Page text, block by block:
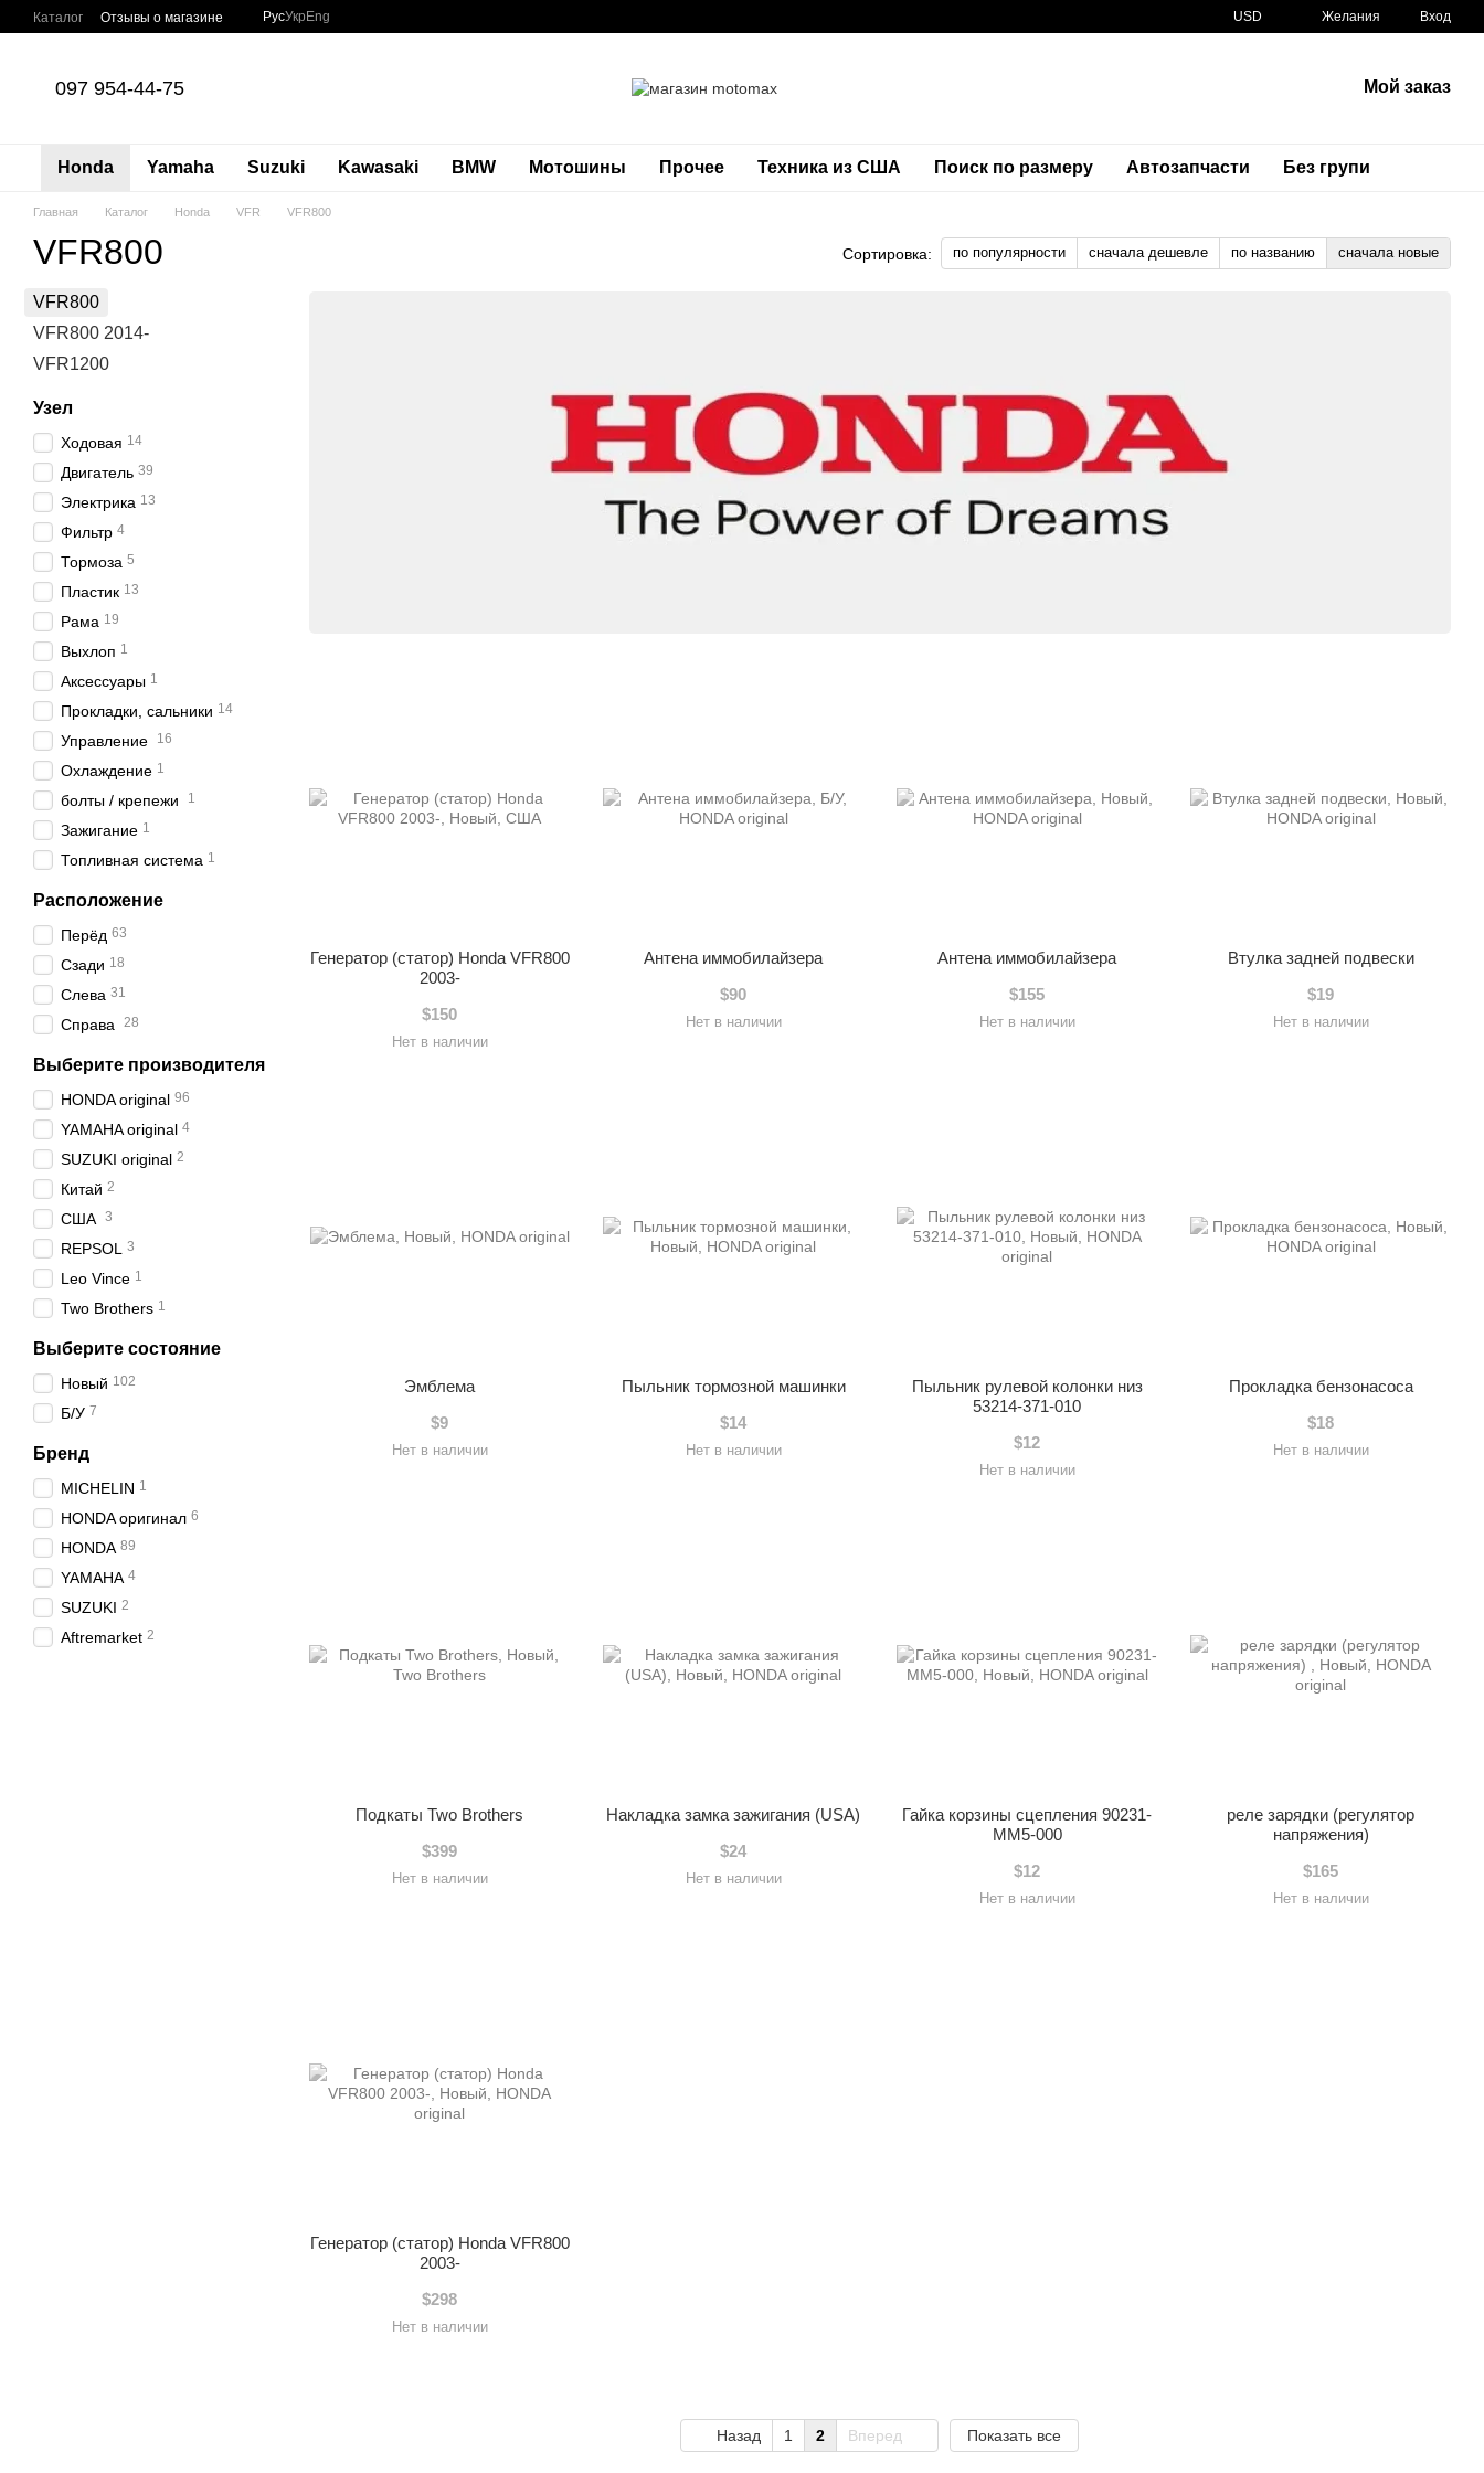
Перейти к основному контенту
Каталог Отзывы о магазине РусУкр Eng USD Желания Вход
097 954-44-75 Мой заказ
Honda Yamaha Suzuki Kawasaki BMW Мотошины Прочее Техника из США Поиск по размеру Автозапчасти Без групи
Главная Каталог Honda VFR VFR800
VFR800 Сортировка: по популярности сначала дешевле по названию сначала новые
Генератор (статор) Honda VFR800
2003-
$150
Нет в наличии
Антена иммобилайзера
$90
Нет в наличии
Антена иммобилайзера
$155
Нет в наличии
Втулка задней подвески
$19
Нет в наличии
Эмблема
$9
Нет в наличии
Пыльник тормозной машинки
$14
Нет в наличии
Пыльник рулевой колонки низ
53214-371-010
$12
Нет в наличии
Прокладка бензонасоса
$18
Нет в наличии
Подкаты Two Brothers
$399
Нет в наличии
Накладка замка зажигания (USA)
$24
Нет в наличии
Гайка корзины сцепления 90231-
MM5-000
$12
Нет в наличии
реле зарядки (регулятор
напряжения)
$165
Нет в наличии
Генератор (статор) Honda VFR800
2003-
$298
Нет в наличии
Назад 1 2 Вперед Показать все
VFR800
VFR800 2014-
VFR1200
Узел
Ходовая 14
Двигатель 39
Электрика 13
Фильтр 4
Тормоза 5
Пластик 13
Рама 19
Выхлоп 1
Аксессуары 1
Прокладки, сальники 14
Управление 16
Охлаждение 1
болты / крепежи 1
Зажигание 1
Топливная система 1
Расположение
Пepёд 63
Сзади 18
Слева 31
Справа 28
Выберите производителя
HONDA original 96
YAMAHA original 4
SUZUKI original 2
Китай 2
США 3
REPSOL 3
Leo Vince 1
Two Brothers 1
Выберите состояние
Новый 102
Б/У 7
Бренд
MICHELIN 1
HONDA оригинал 6
HONDA 89
YAMAHA 4
SUZUKI 2
Aftremarket 2